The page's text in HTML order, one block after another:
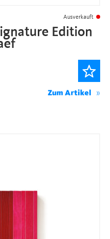
Ausverkauft
Edition
Zum Artikel